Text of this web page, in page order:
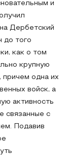
и
Дербетский
до того
как о том
крупную
причем одна их
войск, а
активность
связанные с
Подавив